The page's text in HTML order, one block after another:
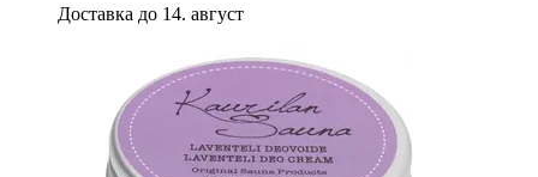
Доставка до 14. август